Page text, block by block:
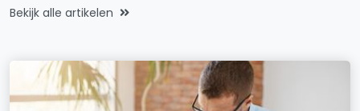
Bekijk alle artikelen